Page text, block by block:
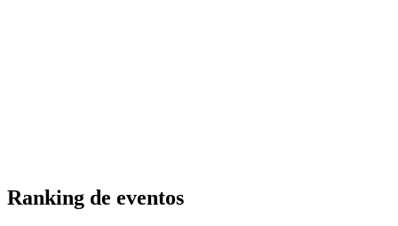
Ranking de eventos